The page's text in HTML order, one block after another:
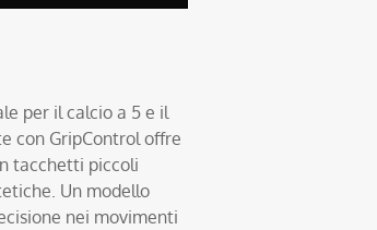
per il calcio a 5 e il
con GripControl offre
tacchetti piccoli
Un modello
nei movimenti